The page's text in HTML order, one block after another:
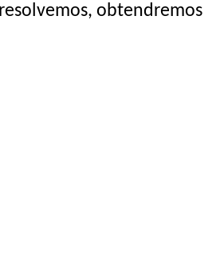
obtendremos